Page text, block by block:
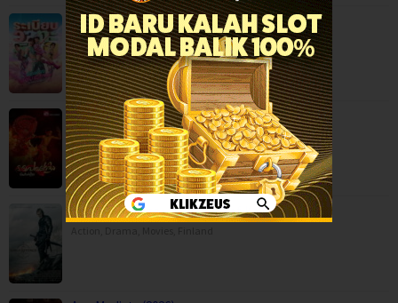
Mor Lam Rhythm (2026)
Comedy,Drama,Movies,Music,Thailand
Paithalattam (2026)
Crime,Movies,Thriller,
Son of Revenge – The Story of Kalevala (…